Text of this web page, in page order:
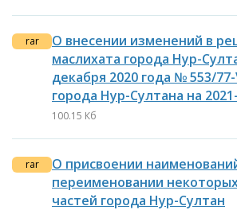
rar
О внесении изменений в
маслихата города Нур-
декабря 2020 года № 553/
города Нур-Султана на
100.15 Кб
rar
О присвоении
переименовании
частей города Нур-Султан